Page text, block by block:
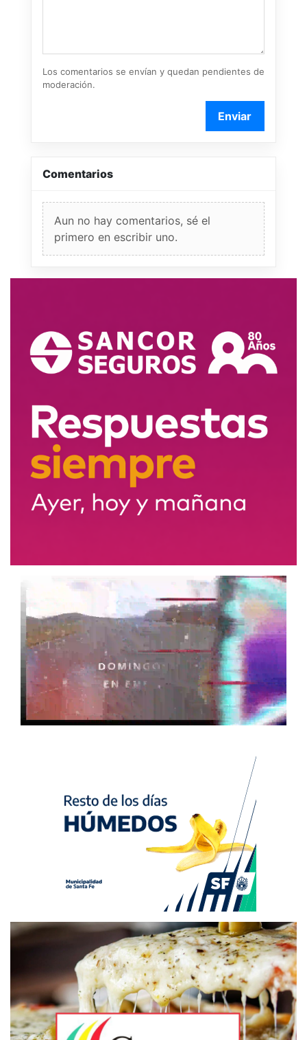
Los comentarios se envían y quedan pendientes de
moderación.
Enviar
Comentarios
Aun no hay comentarios, sé el
primero en escribir uno.